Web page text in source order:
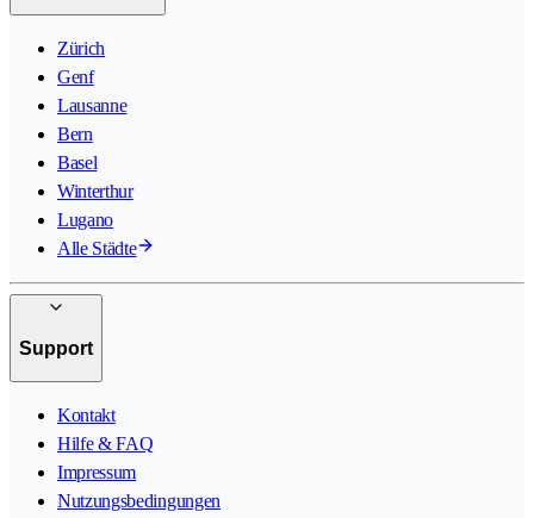
Zürich
Genf
Lausanne
Bern
Basel
Winterthur
Lugano
Alle Städte
Support
Kontakt
Hilfe & FAQ
Impressum
Nutzungsbedingungen